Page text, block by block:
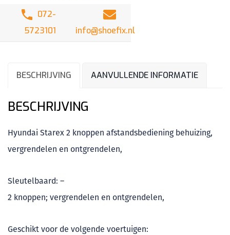
072-
5723101
info@shoefix.nl
BESCHRIJVING AANVULLENDE INFORMATIE
BESCHRIJVING
Hyundai Starex 2 knoppen afstandsbediening behuizing,
vergrendelen en ontgrendelen,
Sleutelbaard: –
2 knoppen; vergrendelen en ontgrendelen,
Geschikt voor de volgende voertuigen: